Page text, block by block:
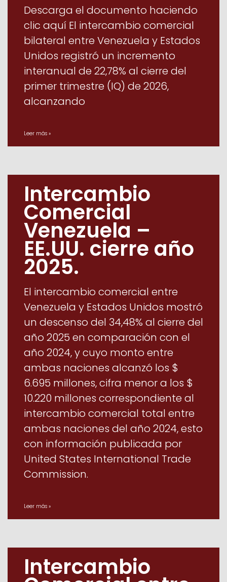
Descarga el documento haciendo
clic aquí El intercambio comercial
bilateral entre Venezuela y Estados
Unidos registró un incremento
interanual de 22,78% al cierre del
primer trimestre (IQ) de 2026,
alcanzando
Leer más »
Intercambio
Comercial
Venezuela –
EE.UU. cierre año
2025.
El intercambio comercial entre
Venezuela y Estados Unidos mostró
un descenso del 34,48% al cierre del
año 2025 en comparación con el
año 2024, y cuyo monto entre
ambas naciones alcanzó los $
6.695 millones, cifra menor a los $
10.220 millones correspondiente al
intercambio comercial total entre
ambas naciones del año 2024, esto
con información publicada por
United States International Trade
Commission.
Leer más »
Intercambio